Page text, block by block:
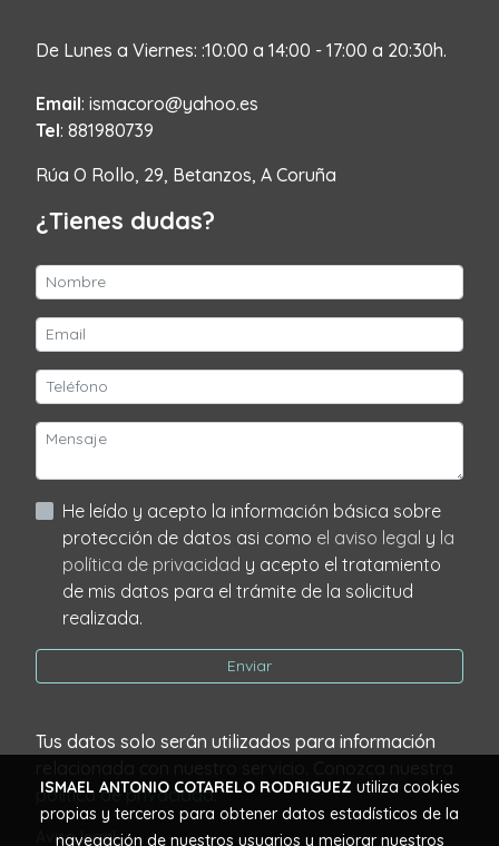
De Lunes a Viernes: :10:00 a 14:00 - 17:00 a 20:30h.
Email: ismacoro@yahoo.es
Tel: 881980739
Rúa O Rollo, 29, Betanzos, A Coruña
¿Tienes dudas?
He leído y acepto la información básica sobre
protección de datos asi como el aviso legal y la
política de privacidad y acepto el tratamiento
de mis datos para el trámite de la solicitud
realizada.
Enviar
Tus datos solo serán utilizados para información
política de privacidad.
Aviso legal
ISMAEL ANTONIO COTARELO RODRIGUEZ utiliza cookies
propias y terceros para obtener datos estadísticos de la
navegación de nuestros usuarios y mejorar nuestros